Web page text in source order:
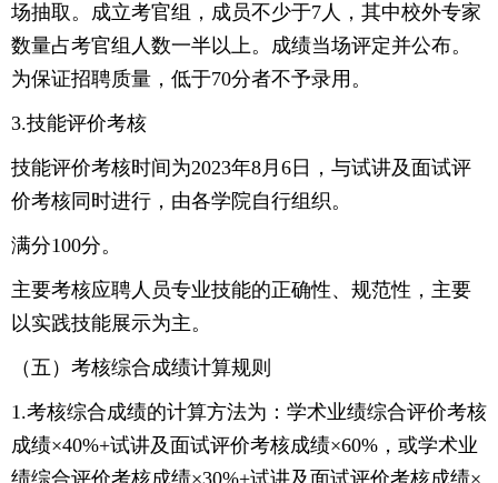
场抽取。成立考官组，成员不少于7人，其中校外专家
数量占考官组人数一半以上。成绩当场评定并公布。
为保证招聘质量，低于70分者不予录用。
3.技能评价考核
技能评价考核时间为2023年8月6日，与试讲及面试评
价考核同时进行，由各学院自行组织。
满分100分。
主要考核应聘人员专业技能的正确性、规范性，主要
以实践技能展示为主。
（五）考核综合成绩计算规则
1.考核综合成绩的计算方法为：学术业绩综合评价考核
成绩×40%+试讲及面试评价考核成绩×60%，或学术业
绩综合评价考核成绩×30%+试讲及面试评价考核成绩×